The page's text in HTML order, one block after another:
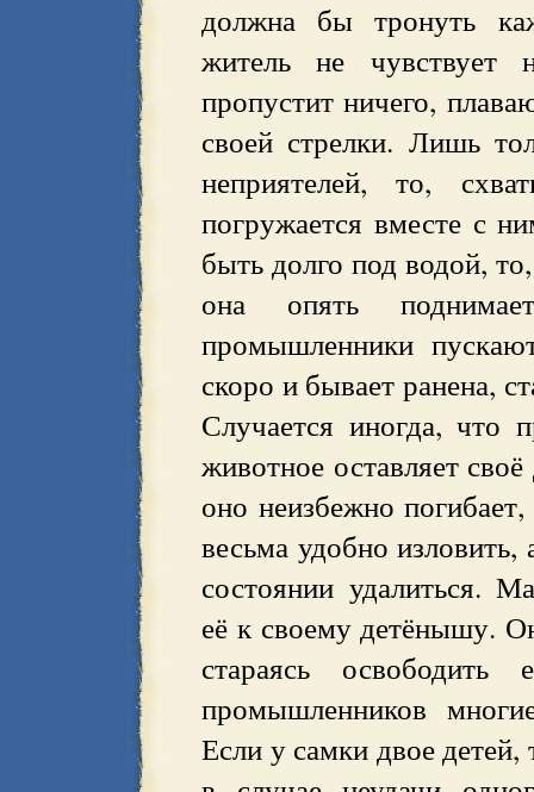
должна бы тронуть
житель не
пропустит ничего,
своей стрелки. Лишь
неприятелей, то,
погружается вместе с
быть долго под водой,
она опять
промышленники
скоро и бывает ранена,
Случается иногда, что
животное оставляет
оно неизбежно
весьма удобно
состоянии удалиться.
её к своему детёнышу.
стараясь
промышленников
Если у самки двое детей,